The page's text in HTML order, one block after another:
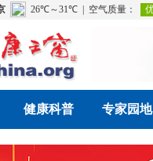
健康科普 专家园地